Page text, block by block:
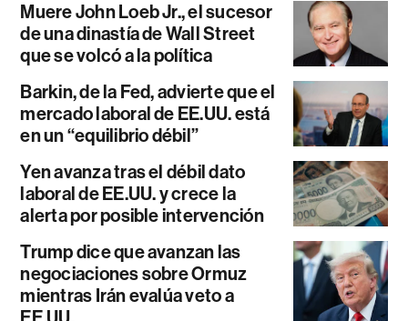
Muere John Loeb Jr., el sucesor
de una dinastía de Wall Street
que se volcó a la política
Barkin, de la Fed, advierte que el
mercado laboral de EE.UU. está
en un “equilibrio débil”
Yen avanza tras el débil dato
laboral de EE.UU. y crece la
alerta por posible intervención
Trump dice que avanzan las
negociaciones sobre Ormuz
mientras Irán evalúa veto a